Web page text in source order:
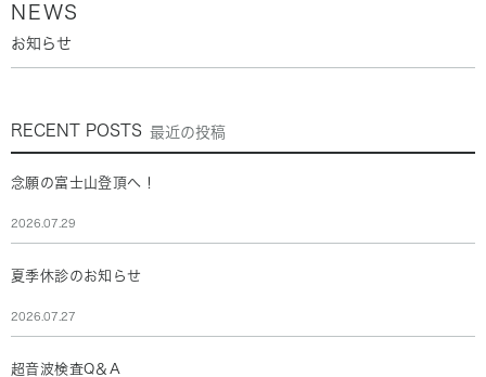
NEWS
お知らせ
RECENT POSTS 最近の投稿
念願の富士山登頂へ！
2026.07.29
夏季休診のお知らせ
2026.07.27
超音波検査Q＆A